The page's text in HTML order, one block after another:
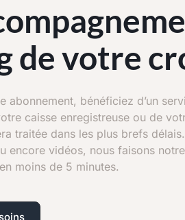
de votre
abonnement, bénéficiez d’un
caisse enregistreuse ou de
traitée dans les plus brefs
encore vidéos, nous faisons
moins de 5 minutes.